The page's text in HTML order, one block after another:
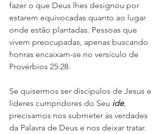
fazer o que Deus lhes designou por
estarem equivocadas quanto ao lugar
onde estão plantadas. Pessoas que
vivem preocupadas, apenas buscando
honras encaixam-se no versículo de
Provérbios 25:28.
Se quisermos ser discípulos de Jesus e
líderes cumpridores do Seu ide,
precisamos nos submeter às verdades
da Palavra de Deus e nos deixar tratar.